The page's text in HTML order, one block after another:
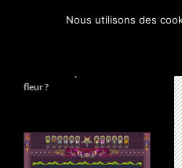
Espace Graphique
fleur ?
Nous utilisons des